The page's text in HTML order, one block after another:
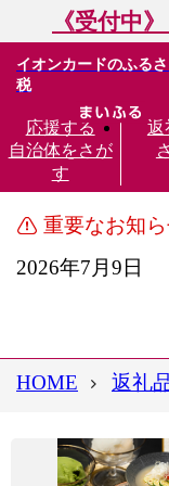
《受付中
イオンカードのふる
税
応援する
自治体をさが
す
返
重要なお知
2026年7月9日
HOME 返礼